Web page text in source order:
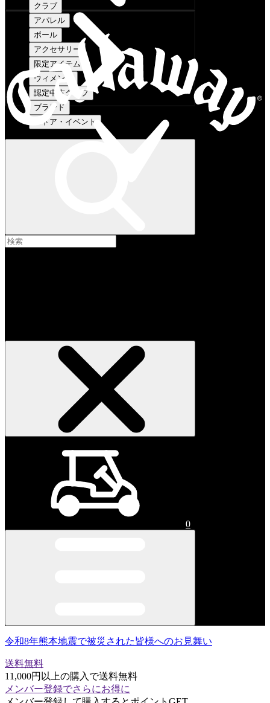
クラブ
アパレル
ボール
アクセサリー
限定アイテム
ウィメンズ
認定中古クラブ
ブランド
ストア・イベント
0
令和8年熊本地震で被災された皆様へのお見舞い
送料無料
11,000円以上の購入で送料無料
メンバー登録でさらにお得に